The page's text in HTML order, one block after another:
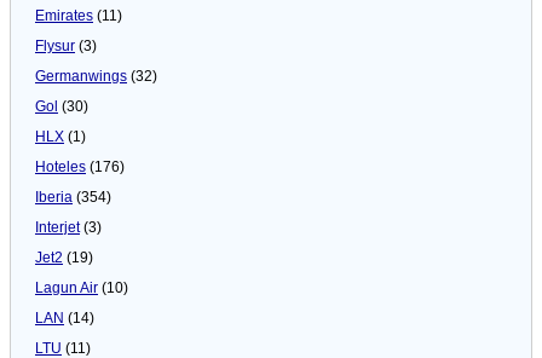
Emirates (11)
Flysur (3)
Germanwings (32)
Gol (30)
HLX (1)
Hoteles (176)
Iberia (354)
Interjet(3)
Jet2 (19)
Lagun Air (10)
LAN (14)
LTU (11)